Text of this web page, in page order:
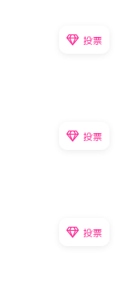
投票
投票
投票